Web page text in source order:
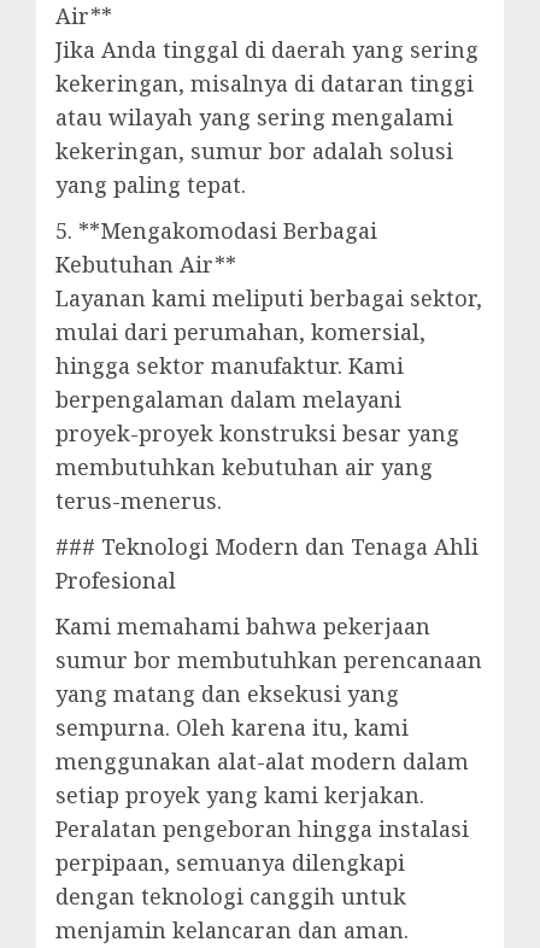
Air**
Jika Anda tinggal di daerah yang sering
kekeringan, misalnya di dataran tinggi
atau wilayah yang sering mengalami
kekeringan, sumur bor adalah solusi
yang paling tepat.
5. **Mengakomodasi Berbagai
Kebutuhan Air**
Layanan kami meliputi berbagai sektor,
mulai dari perumahan, komersial,
hingga sektor manufaktur. Kami
berpengalaman dalam melayani
proyek-proyek konstruksi besar yang
membutuhkan kebutuhan air yang
terus-menerus.
### Teknologi Modern dan Tenaga Ahli
Profesional
Kami memahami bahwa pekerjaan
sumur bor membutuhkan perencanaan
yang matang dan eksekusi yang
sempurna. Oleh karena itu, kami
menggunakan alat-alat modern dalam
setiap proyek yang kami kerjakan.
Peralatan pengeboran hingga instalasi
perpipaan, semuanya dilengkapi
dengan teknologi canggih untuk
menjamin kelancaran dan aman.